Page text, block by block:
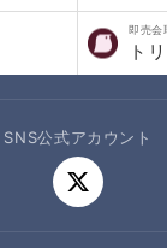
即売会
ト
SNS公式アカウント